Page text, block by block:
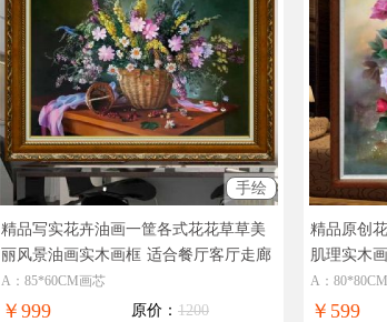
手绘
精品写实花卉油画一筐各式花花草草美
丽风景油画实木画框 适合餐厅客厅走廊
的花卉油画
A：85*60CM画芯
￥999 原价： 1200
精品原创
肌理实木
绘油画
A：
￥599